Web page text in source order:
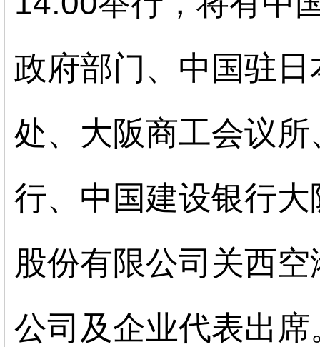
政府部门、中国驻
处、大阪商工会议
行、中国建设银行大
股份有限公司关西空
公司 及企业代表出席